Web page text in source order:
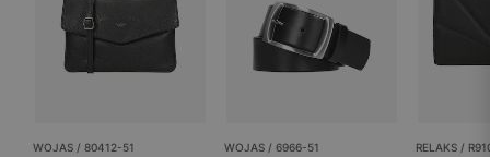
WOJAS / 80412-51 WOJAS / 6966-51 RELAKS /